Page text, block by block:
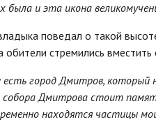
была и эта икона
поведал о такой
обители стремились вместить
город Дмитров, который
собора Дмитрова стоит
находятся частицы